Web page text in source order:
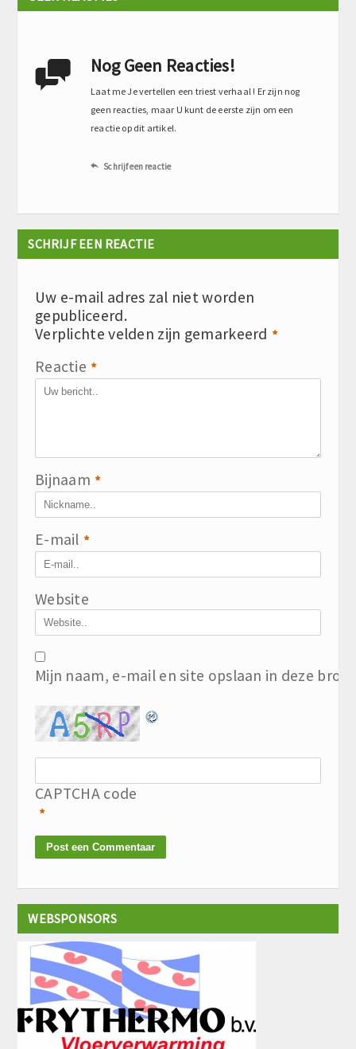
 Nog Geen Reacties!
Laat me Je vertellen een triest verhaal ! Er zijn nog
geen reacties, maar U kunt de eerste zijn om een
reactie op dit artikel.
 Schrijf een reactie
SCHRIJF EEN REACTIE
Uw e-mail adres zal niet worden
gepubliceerd.
Verplichte velden zijn gemarkeerd *
Reactie *
Bijnaam *
E-mail *
Website
Mijn naam, e-mail en site opslaan in deze
CAPTCHA code
*
WEBSPONSORS